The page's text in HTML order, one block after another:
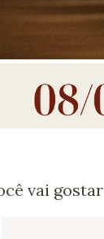
vai gostar